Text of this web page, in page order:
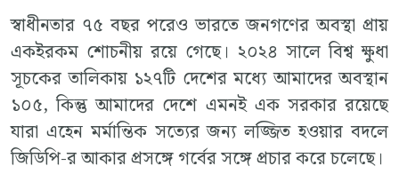
স্বাধীনতার ৭৫ বছর পরেও ভারতে জনগণের অবস্থা প্রায়
একইরকম শোচনীয় রয়ে গেছে। ২০২৪ সালে বিশ্ব ক্ষুধা
সূচকের তালিকায় ১২৭টি দেশের মধ্যে আমাদের অবস্থান
১০৫, কিন্তু আমাদের দেশে এমনই এক সরকার রয়েছে
যারা এহেন মর্মান্তিক সত্যের জন্য লজ্জিত হওয়ার বদলে
জিডিপি-র আকার প্রসঙ্গে গর্বের সঙ্গে প্রচার করে চলেছে।